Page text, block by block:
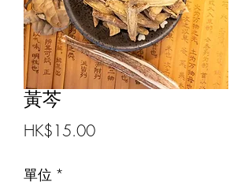
黃芩
HK$15.00價
單位 *